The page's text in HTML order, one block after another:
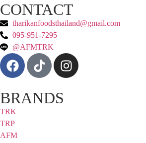
CONTACT
tharikanfoodsthailand@gmail.com
095-951-7295
@AFMTRK
BRANDS
TRK
TRP
AFM